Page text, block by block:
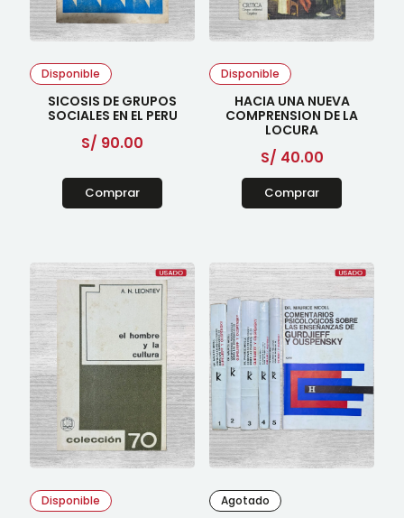
Disponible
SICOSIS DE GRUPOS
SOCIALES EN EL PERU
S/ 90.00
Comprar
Disponible
HACIA UNA NUEVA
COMPRENSION DE LA
LOCURA
S/ 40.00
Comprar
Disponible Agotado